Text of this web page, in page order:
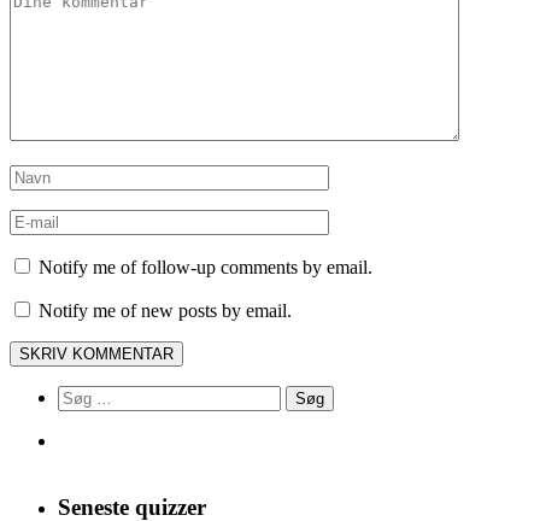
Notify me of follow-up comments by email.
Notify me of new posts by email.
Søg
efter:
Seneste quizzer